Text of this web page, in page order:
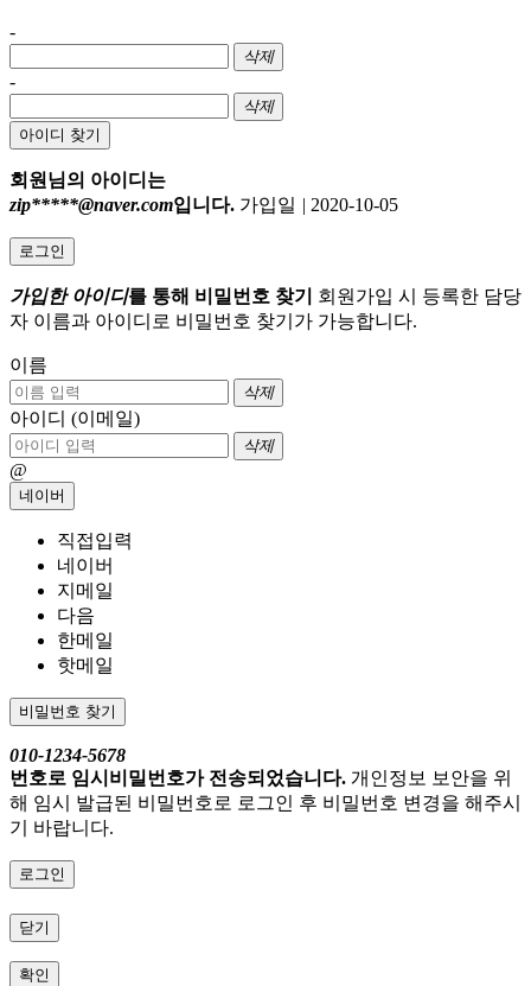
-
삭제
-
삭제
아이디 찾기
회원님의 아이디는
zip*****@naver.com입니다. 가입일 | 2020-10-05
로그인
가입한 아이디를 통해 비밀번호 찾기
회원가입 시 등록한 담당
자 이름과 아이디로 비밀번호 찾기가 가능합니다.
이름
삭제
아이디 (이메일)
삭제
@
네이버
직접입력
네이버
지메일
다음
한메일
핫메일
비밀번호 찾기
010-1234-5678
번호로 임시비밀번호가 전송되었습니다. 개인정보 보안을 위
해 임시 발급된 비밀번호로 로그인 후 비밀번호 변경을 해주시
기 바랍니다.
로그인
닫기
확인